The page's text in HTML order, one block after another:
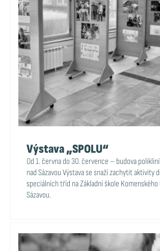
Výstava „SPOLU“
Od 1. června do 30. července – budova
nad Sázavou Výstava se snaží zachytit aktivity
speciálních tříd na Základní škole Komenského
Sázavou.